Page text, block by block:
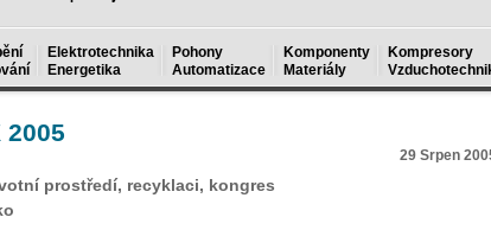
Elektrotechnika
Energetika
Pohony
Automatizace
Komponenty
Materiály
Kompresory
2005
29 Srpen
prostředí, recyklaci, kongres